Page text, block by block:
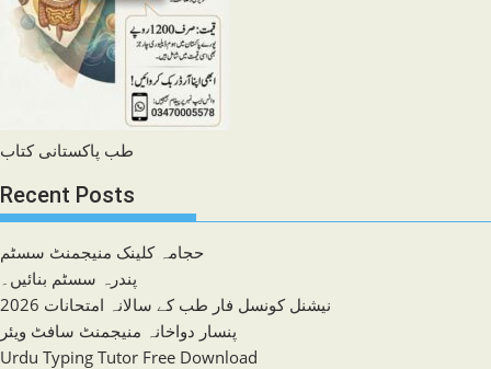
طب پاکستانی کتاب
Recent Posts
حجامہ کلینک منیجمنٹ سسٹم
پندرہ سسٹم بنائیں۔
نیشنل کونسل فار طب کے سالانہ امتحانات 2026
پنسار دواخانہ منیجمنٹ سافٹ ویئر
Urdu Typing Tutor Free Download